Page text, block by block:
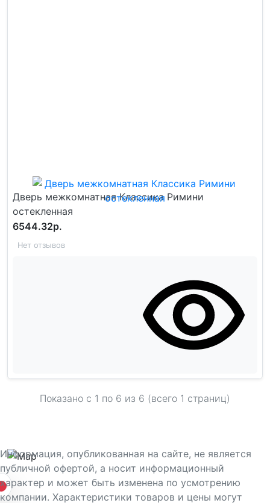
Дверь межкомнатная Классика Римини
остекленная
6544.32р.
Нет отзывов
Показано с 1 по 6 из 6 (всего 1 страниц)
Информация, опубликованная на сайте, не является
публичной офертой, а носит информационный
характер и может быть изменена по усмотрению
компании. Характеристики товаров и цены могут